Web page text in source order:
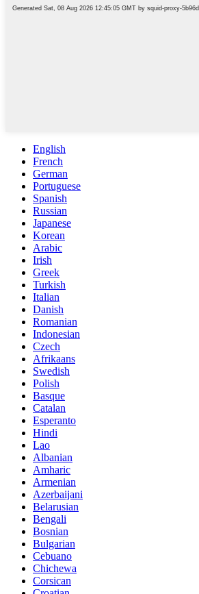
English
French
German
Portuguese
Spanish
Russian
Japanese
Korean
Arabic
Irish
Greek
Turkish
Italian
Danish
Romanian
Indonesian
Czech
Afrikaans
Swedish
Polish
Basque
Catalan
Esperanto
Hindi
Lao
Albanian
Amharic
Armenian
Azerbaijani
Belarusian
Bengali
Bosnian
Bulgarian
Cebuano
Chichewa
Corsican